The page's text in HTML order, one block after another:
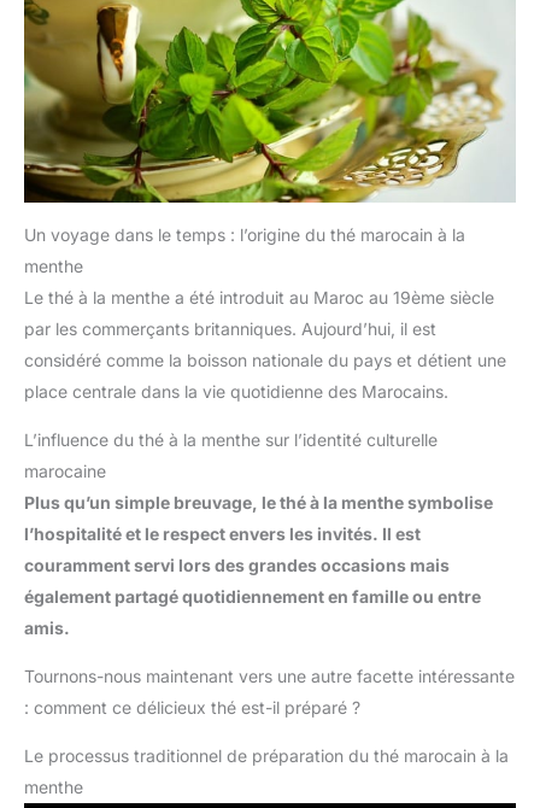
Un voyage dans le temps : l’origine du thé marocain à la
menthe
Le thé à la menthe a été introduit au Maroc au 19ème siècle
par les commerçants britanniques. Aujourd’hui, il est
considéré comme la boisson nationale du pays et détient une
place centrale dans la vie quotidienne des Marocains.
L’influence du thé à la menthe sur l’identité culturelle
marocaine
Plus qu’un simple breuvage, le thé à la menthe symbolise
l’hospitalité et le respect envers les invités. Il est
couramment servi lors des grandes occasions mais
également partagé quotidiennement en famille ou entre
amis.
Tournons-nous maintenant vers une autre facette intéressante
: comment ce délicieux thé est-il préparé ?
Le processus traditionnel de préparation du thé marocain à la
menthe